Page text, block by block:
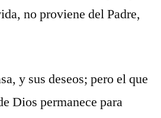
no proviene del Padre,
y sus deseos; pero el que
Dios permanece para